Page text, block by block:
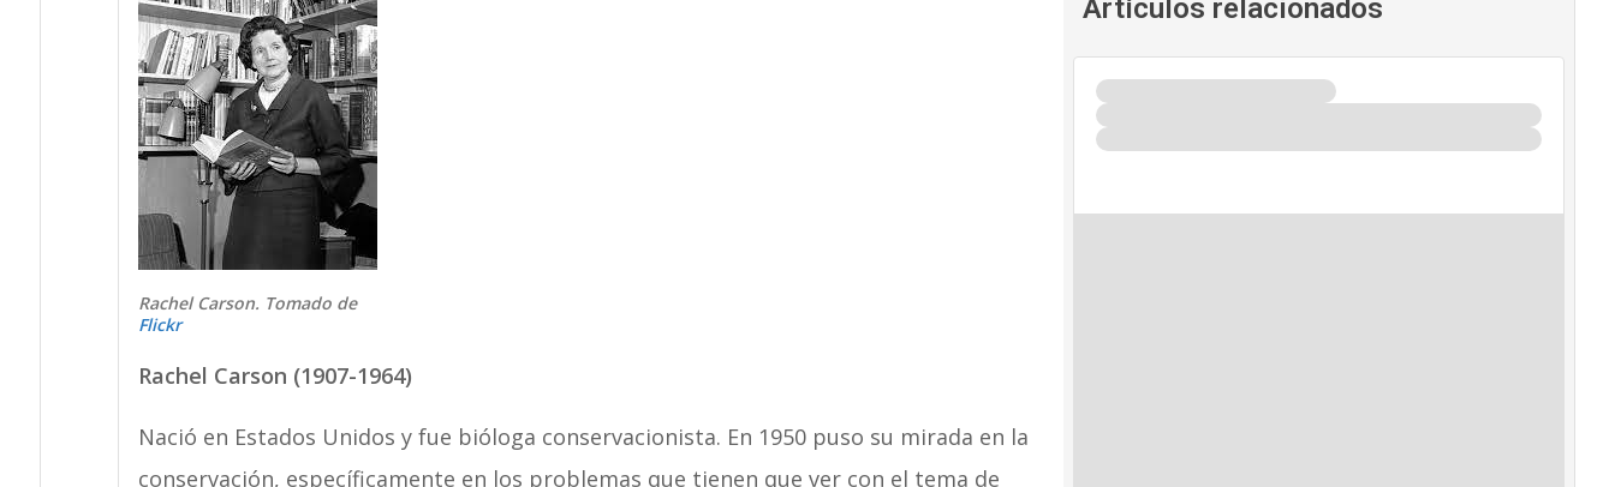
Rachel Carson. Tomado de
Flickr
Rachel Carson (1907-1964)
Nació en Estados Unidos y fue bióloga conservacionista. En 1950 puso su mirada en la
conservación, específicamente en los problemas que tienen que ver con el tema de
Artículos relacionados